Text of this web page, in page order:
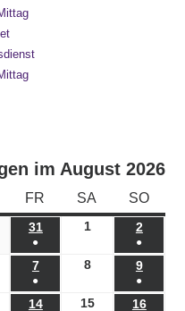
im August 2026
DONNERSTAG
FR FREITAG
SA SAMSTAG
SO
3131.07.2026
●
(1
Veranstaltung)
101.08.2026
2
●
(1
707.08.2026
●
(1
808.08.2026
9
●
(1
1414.08.2026
1515.08.2026
16